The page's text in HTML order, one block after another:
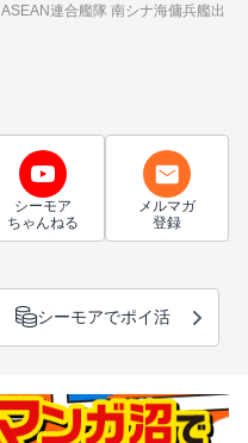
ASEAN連合艦隊 南シナ海傭兵艦出
シーモア
ちゃんねる
メルマガ
登録
シーモアでポイ活